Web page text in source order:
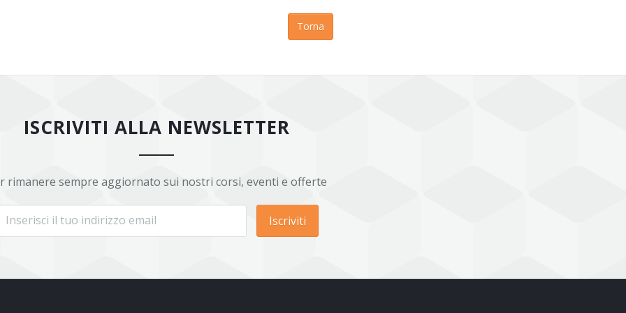
Torna
ISCRIVITI ALLA NEWSLETTER
rimanere sempre aggiornato sui nostri corsi, eventi e offerte
Iscriviti